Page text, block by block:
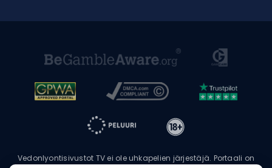
Vedonlyontisivustot TV ei ole uhkapelien järjestäjä. Portaali on